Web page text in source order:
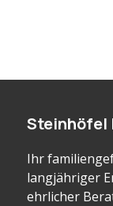
Steinhöfel
Ihr
langjähriger
ehrlicher